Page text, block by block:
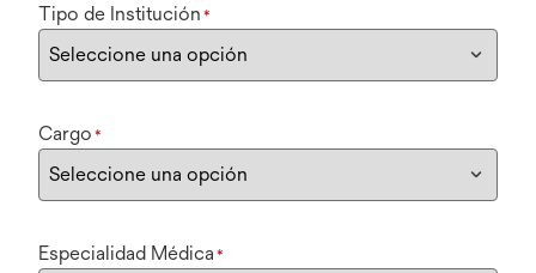
Tipo de Institución *
Cargo *
Especialidad Médica *